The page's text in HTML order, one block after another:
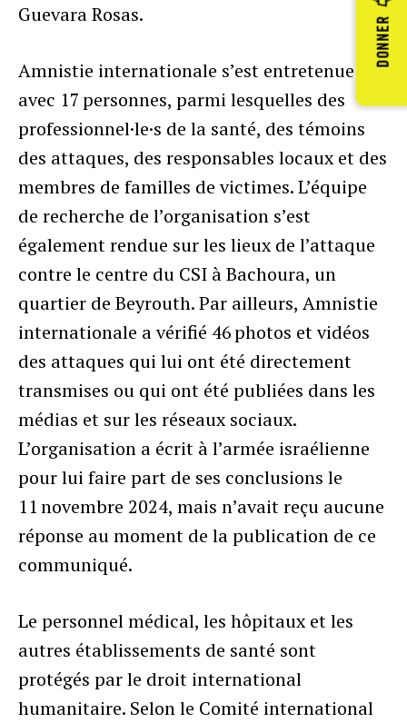
DONNER
Guevara Rosas.
Amnistie internationale s’est entretenue
avec 17 personnes, parmi lesquelles des
professionnel·le·s de la santé, des témoins
des attaques, des responsables locaux et des
membres de familles de victimes. L’équipe
de recherche de l’organisation s’est
également rendue sur les lieux de l’attaque
contre le centre du CSI à Bachoura, un
quartier de Beyrouth. Par ailleurs, Amnistie
internationale a vérifié 46 photos et vidéos
des attaques qui lui ont été directement
transmises ou qui ont été publiées dans les
médias et sur les réseaux sociaux.
L’organisation a écrit à l’armée israélienne
pour lui faire part de ses conclusions le
11 novembre 2024, mais n’avait reçu aucune
réponse au moment de la publication de ce
communiqué.
Le personnel médical, les hôpitaux et les
autres établissements de santé sont
protégés par le droit international
humanitaire. Selon le Comité international